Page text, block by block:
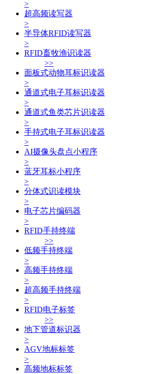
>
超高频读写器
>
半导体RFID读写器
>
RFID畜牧渔识读器
>>
面板式动物耳标识读器
>
通道式电子耳标识读器
>
通道式鱼类芯片识读器
>
手持式电子耳标识读器
>
AI摄像头盘点小程序
>
蓝牙耳标小程序
>
分体式识读模块
>
电子芯片编码器
>
RFID手持终端
>>
低频手持终端
>
高频手持终端
>
超高频手持终端
>
RFID电子标签
>>
地下管道标识器
>
AGV地标标签
>
高频地标标签